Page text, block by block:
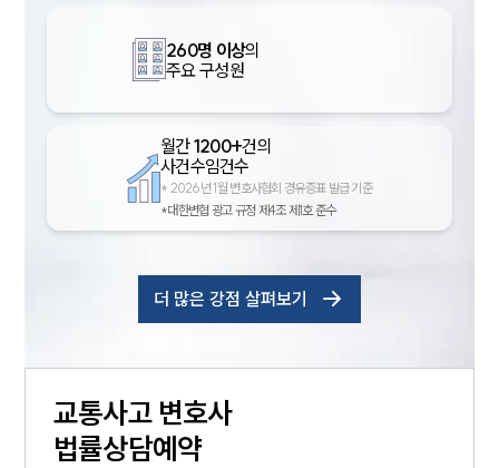
260명 이상의
주요 구성원
월간1200+건의
사건수임건수
* 2026년 1월 변호사협회 경유증표 발급 기준
*대한변협 광고 규정 제4조 제1호 준수
더 많은 강점 살펴보기
교통사고변호사
법률상담예약